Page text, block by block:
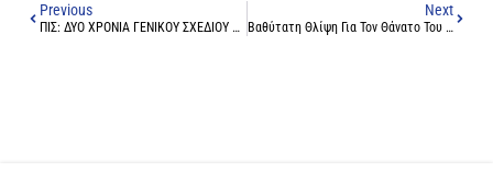
Previous
ΠΙΣ: ΔΥΟ ΧΡΟΝΙΑ ΓΕΝΙΚΟΥ ΣΧΕΔΙΟΥ ΥΓΕΙΑΣ (ΓεΣΥ)
Next
Βαθύτατη Θλίψη Για Τον Θάνατο Του Δρ Μιχάλη Μάρκου